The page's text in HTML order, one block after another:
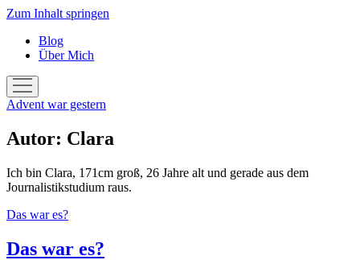
Zum Inhalt springen
Blog
Über Mich
Menü
öffnen
Advent war gestern
Autor: Clara
Ich bin Clara, 171cm groß, 26 Jahre alt und gerade aus dem
Journalistikstudium raus.
Das war es?
Das war es?